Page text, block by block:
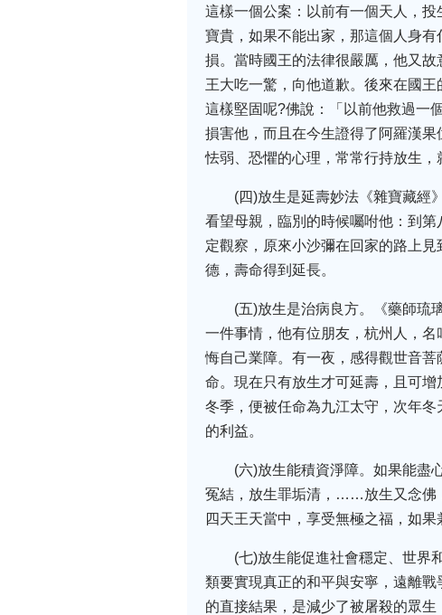
這樣一個公案：以前有一個天人，
寶貴，如果不能出家，那這個人身
損。當時國王的法律很嚴厲，他又
王大吃一驚，向他道歉。後來在國
這樣堅固呢?佛說：「以前他救過一
損害他，而且在今生證得了阿羅漢
怯弱、恐懼的心理，常常行持放生，
(四)放生是延壽妙法《雜寶藏經
看望母親，臨別的時候囑咐他：到
定觀察，原來小沙彌在回家的路上
德，壽命得到延長。
(五)放生是治病良方。《藥師琉
一件事情，他有位朋友，杭州人，
悔自己業障。有一夜，感得觀世音
命。現在只有放生才可延壽，且可
冬季，便被任命為九江太守，次年
的利益。
(六)放生能積資淨障。如果能盡
冤結，放生罪垢清，……放生又念佛
四天王天當中，享受無極之福，如
(七)放生能促進社會穩定、世界
類要實現真正的和平與安寧，遠離
的直接結果，是減少了被屠殺的眾